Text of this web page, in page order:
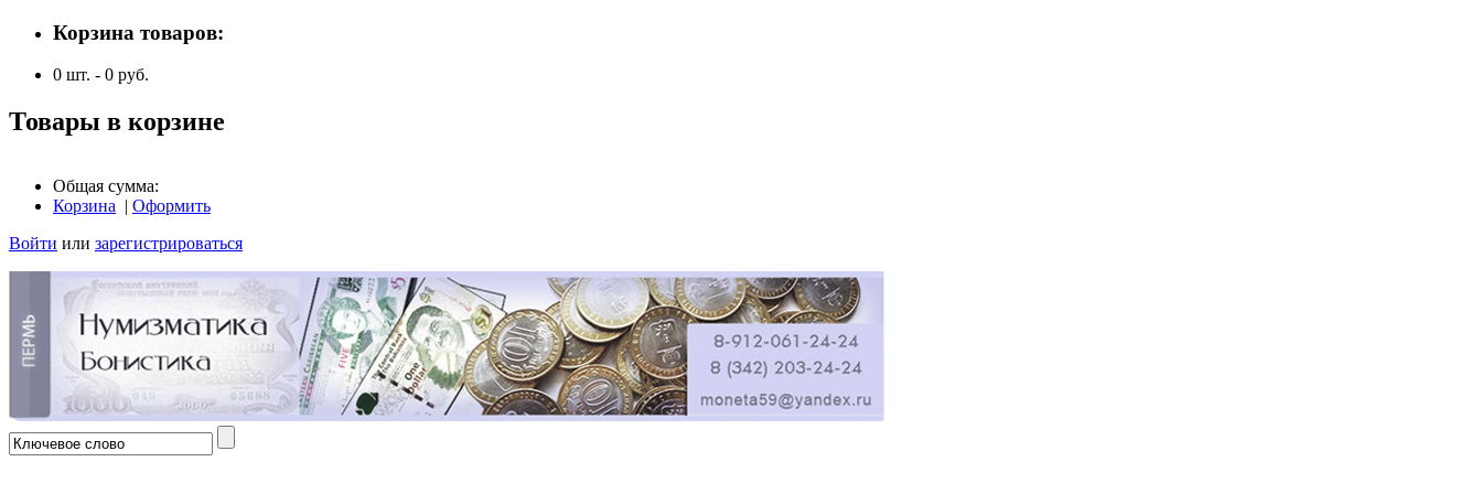
Корзина товаров:
0 шт. - 0 руб.
Товары в корзине
Общая сумма:
Корзина | Оформить
Войти или зарегистрироваться